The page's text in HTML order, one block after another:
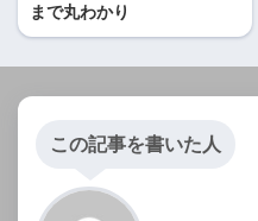
まで丸わかり
この記事を書いた人